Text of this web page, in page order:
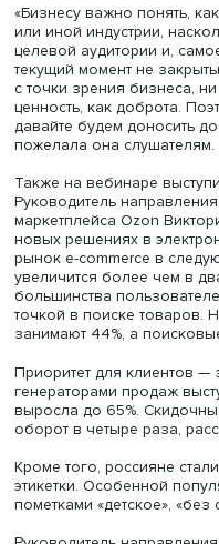
Фото: fix-price.com
Что касается
существенно просела
Restaurant, Cafe).
впервые за много лет
составила более 60%.
«Анализируя
товаров растет», —
При этом в ответ на
торговых марок сетей
это товары хорошего
готовы их регулярно